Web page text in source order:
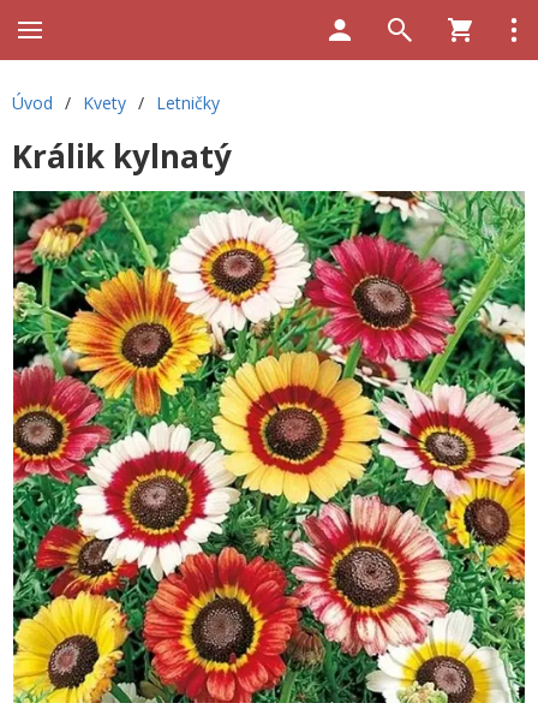
Úvod / Kvety / Letničky
Králik kylnatý